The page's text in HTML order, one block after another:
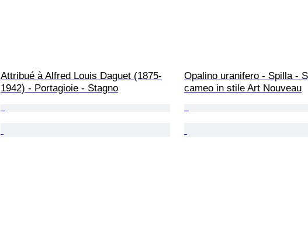
Attribué à Alfred Louis Daguet (1875-
1942) - Portagioie - Stagno
Opalino uranifero - Spilla -
cameo in stile Art Nouveau